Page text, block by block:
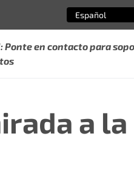
Selecciona
Español
Selecciona
Ponte en contacto para
a la